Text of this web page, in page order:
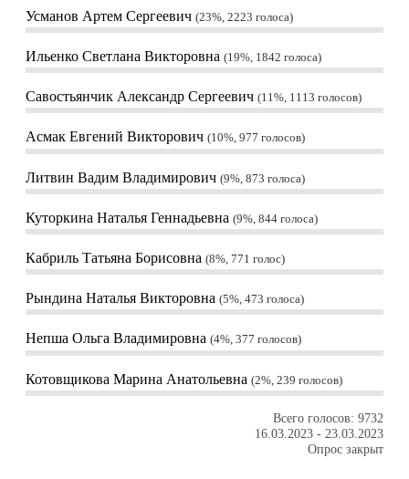
Усманов Артем Сергеевич 23%, 2223 голоса
Ильенко Светлана Викторовна 19%, 1842 голоса
Савостьянчик Александр Сергеевич 11%, 1113 голосов
Асмак Евгений Викторович 10%, 977 голосов
Литвин Вадим Владимирович 9%, 873 голоса
Куторкина Наталья Геннадьевна 9%, 844 голоса
Кабриль Татьяна Борисовна 8%, 771 голос
Рындина Наталья Викторовна 5%, 473 голоса
Непша Ольга Владимировна 4%, 377 голосов
Котовщикова Марина Анатольевна 2%, 239 голосов
Всего голосов: 9732
16.03.2023 - 23.03.2023
Опрос закрыт